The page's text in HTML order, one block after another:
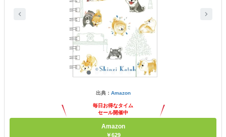
出典： Amazon
毎日お得なタイム
セール開催中
Amazon
￥629